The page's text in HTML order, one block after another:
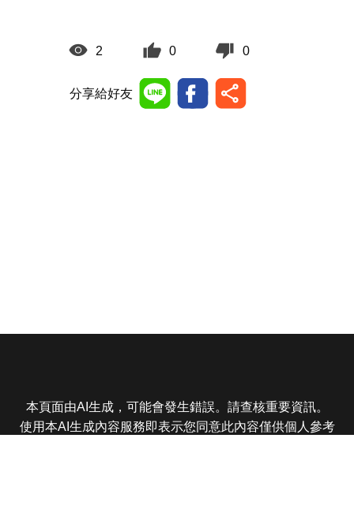
2 0 0
分享給好友
本頁面由AI生成，可能會發生錯誤。請查核重要資訊。
使用本AI生成內容服務即表示您同意此內容僅供個人參考